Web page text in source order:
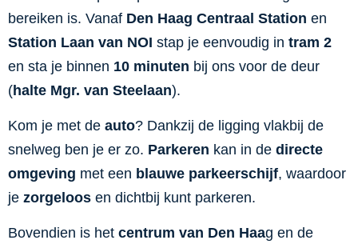
bereiken is. Vanaf Den Haag Centraal Station en
Station Laan van NOI stap je eenvoudig in tram 2
en sta je binnen 10 minuten bij ons voor de deur
(halte Mgr. van Steelaan).
Kom je met de auto? Dankzij de ligging vlakbij de
snelweg ben je er zo. Parkeren kan in de directe
omgeving met een blauwe parkeerschijf, waardoor
je zorgeloos en dichtbij kunt parkeren.
Bovendien is het centrum van Den Haag en de